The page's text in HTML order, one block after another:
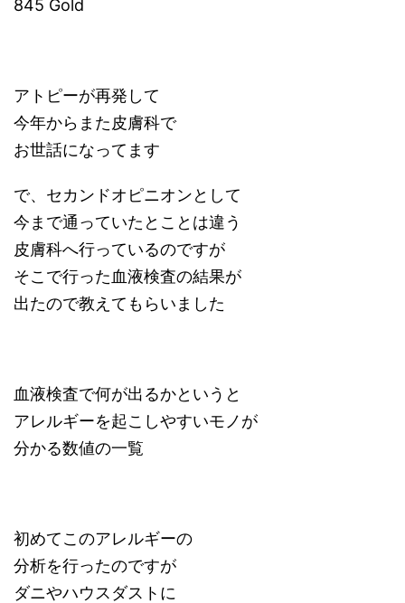
845 Gold
アトピーが再発して
今年からまた皮膚科で
お世話になってます
で、セカンドオピニオンとして
今まで通っていたとことは違う
皮膚科へ行っているのですが
そこで行った血液検査の結果が
出たので教えてもらいました
血液検査で何が出るかというと
アレルギーを起こしやすいモノが
分かる数値の一覧
初めてこのアレルギーの
分析を行ったのですが
ダニやハウスダストに